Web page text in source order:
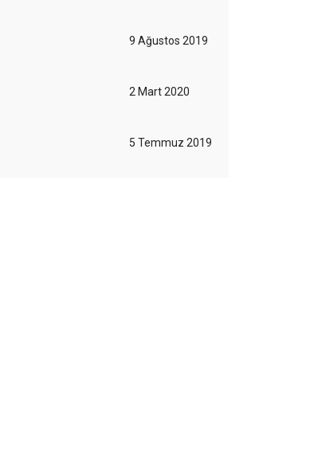
9 Ağustos 2019
2 Mart 2020
5 Temmuz 2019